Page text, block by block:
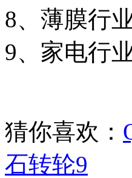
8、薄膜行
9、家电行
猜你喜欢：
石转轮9